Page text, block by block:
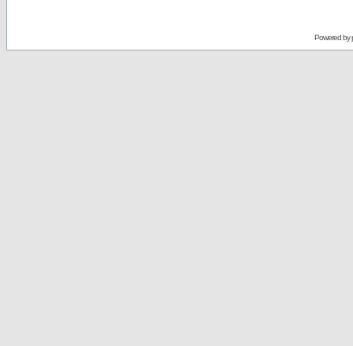
Powered by